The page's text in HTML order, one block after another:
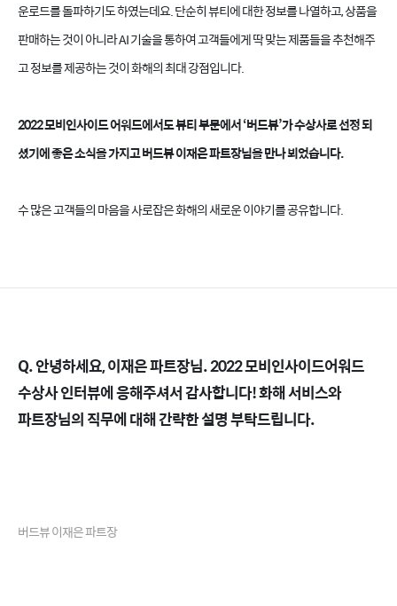
운로드를 돌파하기도 하였는데요. 단순히 뷰티에 대한 정보를 나열하고, 상품을
판매하는 것이 아니라 AI 기술을 통하여 고객들에게 딱 맞는 제품들을 추천해주
고 정보를 제공하는 것이 화해의 최대 강점입니다.
2022 모비인사이드 어워드에서도 뷰티 부문에서 ‘버드뷰’가 수상사로 선정 되
셨기에 좋은 소식을 가지고 버드뷰 이재은 파트장님을 만나 뵈었습니다.
수 많은 고객들의 마음을 사로잡은 화해의 새로운 이야기를 공유합니다.
Q. 안녕하세요, 이재은 파트장님. 2022 모비인사이드어워드
수상사 인터뷰에 응해주셔서 감사합니다! 화해 서비스와
파트장님의 직무에 대해 간략한 설명 부탁드립니다.
버드뷰 이재은 파트장